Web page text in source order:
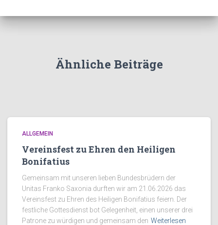
Ähnliche Beiträge
ALLGEMEIN
Vereinsfest zu Ehren den Heiligen
Bonifatius
Gemeinsam mit unseren lieben Bundesbrüdern der
Unitas Franko Saxonia durften wir am 21.06.2026 das
Vereinsfest zu Ehren des Heiligen Bonifatius feiern. Der
festliche Gottesdienst bot Gelegenheit, einen unserer drei
Patrone zu würdigen und gemeinsam den Weiterlesen